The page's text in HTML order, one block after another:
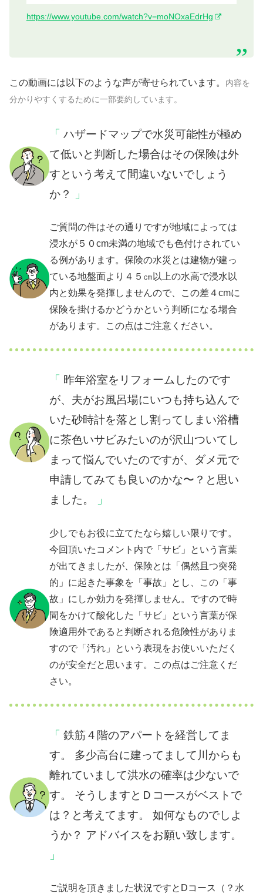
https://www.youtube.com/watch?v=moNOxaEdrHg
この動画には以下のような声が寄せられています。 内容を
分かりやすくするために一部要約しています。
ハザードマップで水災可能性が極め
て低いと判断した場合はその保険は外
すという考えて間違いないでしょう
か？
ご質問の件はその通りですが地域によっては
浸水が５０cm未満の地域でも色付けされてい
る例があります。保険の水災とは建物が建っ
ている地盤面より４５㎝以上の水高で浸水以
内と効果を発揮しませんので、この差４cmに
保険を掛けるかどうかという判断になる場合
があります。この点はご注意ください。
昨年浴室をリフォームしたのです
が、夫がお風呂場にいつも持ち込んで
いた砂時計を落とし割ってしまい浴槽
に茶色いサビみたいのが沢山ついてし
まって悩んでいたのですが、ダメ元で
申請してみても良いのかな〜？と思い
ました。
少しでもお役に立てたなら嬉しい限りです。
今回頂いたコメント内で「サビ」という言葉
が出てきましたが、保険とは「偶然且つ突発
的」に起きた事象を「事故」とし、この「事
故」にしか効力を発揮しません。ですので時
間をかけて酸化した「サビ」という言葉が保
険適用外であると判断される危険性がありま
すので「汚れ」という表現をお使いいただく
のが安全だと思います。この点はご注意くだ
さい。
鉄筋４階のアパートを経営してま
す。 多少高台に建ってまして川からも
離れていまして洪水の確率は少ないで
す。 そうしますとＤコ一スがベストで
は？と考えてます。 如何なものでしよ
うか？ アドバイスをお願い致します。
ご説明を頂きました状況ですとDコース（？水